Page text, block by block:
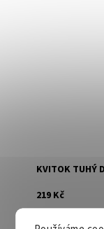
KVITOK TUHÝ
219 Kč